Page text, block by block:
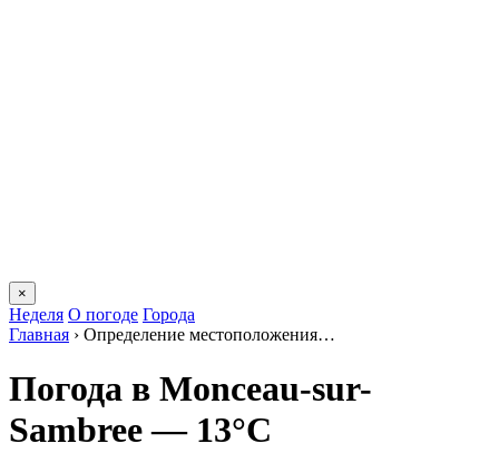
×
Неделя О погоде Города
Главная › Определение местоположения…
Погода в Monceau-sur-
Sambreе — 13°C